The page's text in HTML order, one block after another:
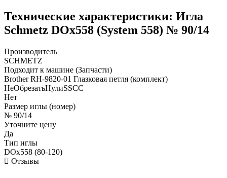
Технические характеристики: Игла
Schmetz DOx558 (System 558) № 90/14
Производитель
SCHMETZ
Подходит к машине (Запчасти)
Brother RH-9820-01 Глазковая петля (комплект)
НеОбрезатьНулиSSCC
Нет
Размер иглы (номер)
№ 90/14
Уточните цену
Да
Тип иглы
DOx558 (80-120)
Отзывы